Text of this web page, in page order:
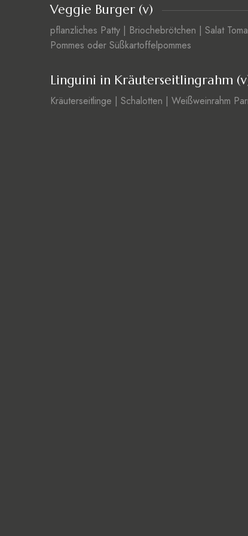
Veggie Burger (v)
pflanzliches Patty | Briochebrötchen | Salat
Pommes oder Süßkartoffelpommes
Linguini in Kräuterseitlingrahm
Kräuterseitlinge | Schalotten | Weißweinrahm